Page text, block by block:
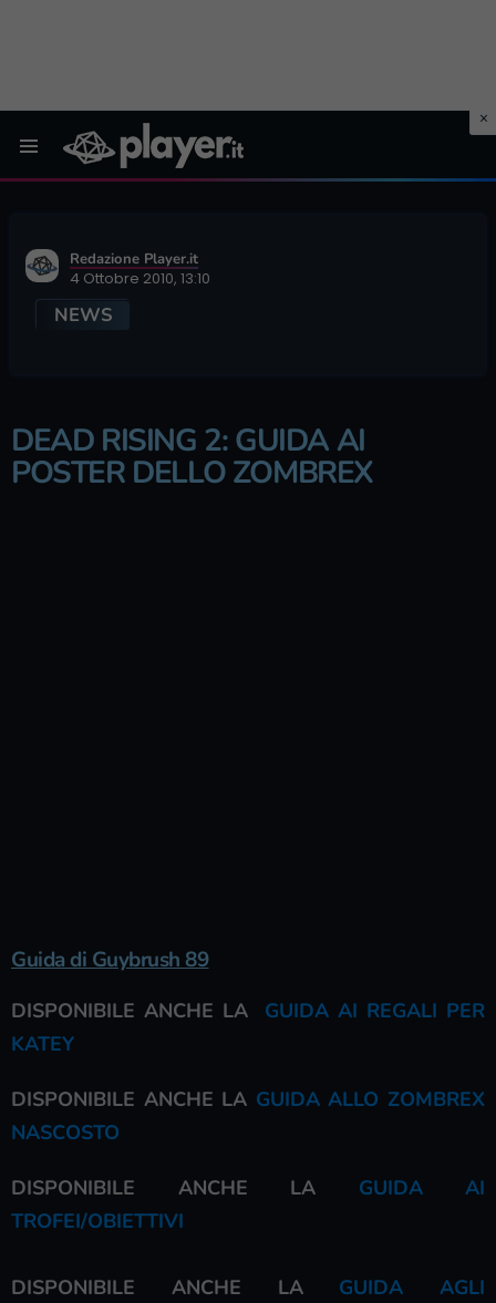
Redazione Player.it
4 Ottobre 2010, 13:10
NEWS
DEAD RISING 2: GUIDA AI
POSTER DELLO ZOMBREX
Guida di Guybrush 89
DISPONIBILE ANCHE LA
GUIDA AI REGALI PER
KATEY
DISPONIBILE ANCHE LA GUIDA ALLO ZOMBREX
NASCOSTO
DISPONIBILE ANCHE LA
GUIDA AI
TROFEI/OBIETTIVI
DISPONIBILE ANCHE LAGUIDA AGLI